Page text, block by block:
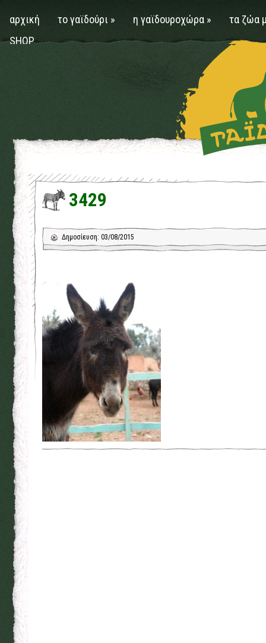
αρχική το γαϊδούρι » η γαϊδουροχώρα »
τα ζώα
SHOP
3429
Δημοσίευση: 03/08/2015